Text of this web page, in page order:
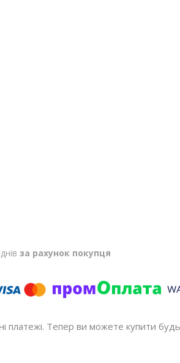
за рахунок покупця
платежі. Тепер ви можете купити